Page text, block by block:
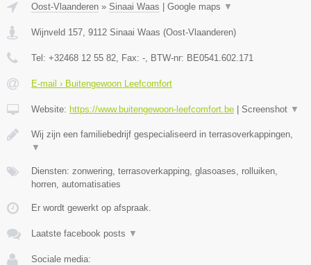
Oost-Vlaanderen » Sinaai Waas | Google maps ▼
Wijnveld 157 9112 Sinaai Waas (Oost-Vlaanderen)
Tel: +32468 12 55 82 , Fax: - , BTW-nr: BE0541.602.171
E-mail › Buitengewoon Leefcomfort
Website: https://www.buitengewoon-leefcomfort.be | Screenshot ▼
Wij zijn een familiebedrijf gespecialiseerd in terrasoverkappingen,
▼
Diensten: zonwering, terrasoverkapping, glasoases, rolluiken,
horren, automatisaties
Er wordt gewerkt op afspraak.
Laatste facebook posts ▼
Sociale media: